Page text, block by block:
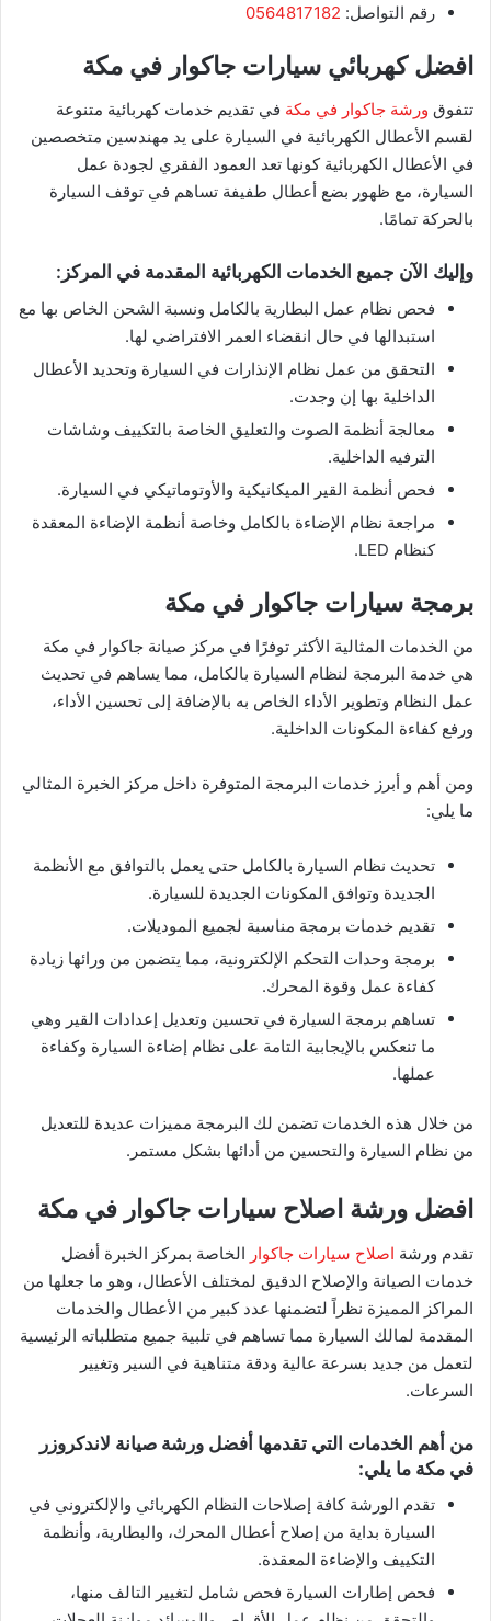
​رقم التواصل: 0564817182
افضل كهربائي سيارات جاكوار في مكة
تتفوق ورشة جاكوار في مكة في تقديم خدمات كهربائية متنوعة
لقسم الأعطال الكهربائية في السيارة على يد مهندسين متخصصين
في الأعطال الكهربائية كونها تعد العمود الفقري لجودة عمل
السيارة، مع ظهور بضع أعطال طفيفة تساهم في توقف السيارة
بالحركة تمامًا.
وإليك الآن جميع الخدمات الكهربائية المقدمة في المركز:
فحص نظام عمل البطارية بالكامل ونسبة الشحن الخاص بها مع
استبدالها في حال انقضاء العمر الافتراضي لها.
التحقق من عمل نظام الإنذارات في السيارة وتحديد الأعطال
الداخلية بها إن وجدت.
معالجة أنظمة الصوت والتعليق الخاصة بالتكييف وشاشات
الترفيه الداخلية.
فحص أنظمة القير الميكانيكية والأوتوماتيكي في السيارة.
مراجعة نظام الإضاءة بالكامل وخاصة أنظمة الإضاءة المعقدة
كنظام LED.
برمجة سيارات جاكوار في مكة
من الخدمات المثالية الأكثر توفرًا في مركز صيانة جاكوار في مكة
هي خدمة البرمجة لنظام السيارة بالكامل، مما يساهم في تحديث
عمل النظام وتطوير الأداء الخاص به بالإضافة إلى تحسين الأداء،
ورفع كفاءة المكونات الداخلية.
ومن أهم و أبرز خدمات البرمجة المتوفرة داخل مركز الخبرة المثالي
ما يلي:
تحديث نظام السيارة بالكامل حتى يعمل بالتوافق مع الأنظمة
الجديدة وتوافق المكونات الجديدة للسيارة.
تقديم خدمات برمجة مناسبة لجميع الموديلات.
برمجة وحدات التحكم الإلكترونية، مما يتضمن من ورائها زيادة
كفاءة عمل وقوة المحرك.
تساهم برمجة السيارة في تحسين وتعديل إعدادات القير وهي
ما تنعكس بالإيجابية التامة على نظام إضاءة السيارة وكفاءة
عملها.
من خلال هذه الخدمات تضمن لك البرمجة مميزات عديدة للتعديل
من نظام السيارة والتحسين من أدائها بشكل مستمر.
افضل ورشة اصلاح سيارات جاكوار في مكة
تقدم ورشة اصلاح سيارات جاكوار الخاصة بمركز الخبرة أفضل
خدمات الصيانة والإصلاح الدقيق لمختلف الأعطال، وهو ما جعلها من
المراكز المميزة نظراً لتضمنها عدد كبير من الأعطال والخدمات
المقدمة لمالك السيارة مما تساهم في تلبية جميع متطلباته الرئيسية
لتعمل من جديد بسرعة عالية ودقة متناهية في السير وتغيير
السرعات.
​من أهم الخدمات التي تقدمها أفضل ورشة صيانة لاندكروزر
في مكة ما يلي:
تقدم الورشة كافة إصلاحات النظام الكهربائي والإلكتروني في
السيارة بداية من إصلاح أعطال المحرك، والبطارية، وأنظمة
التكييف والإضاءة المعقدة.
فحص إطارات السيارة فحص شامل لتغيير التالف منها،